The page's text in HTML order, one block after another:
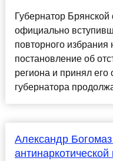
Губернатор
официально
повторного избрания
постановление об
региона и принял его
губернатора
Александр